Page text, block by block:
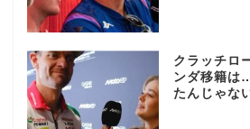
クラッチロ
ンダ移籍は
たんじゃな